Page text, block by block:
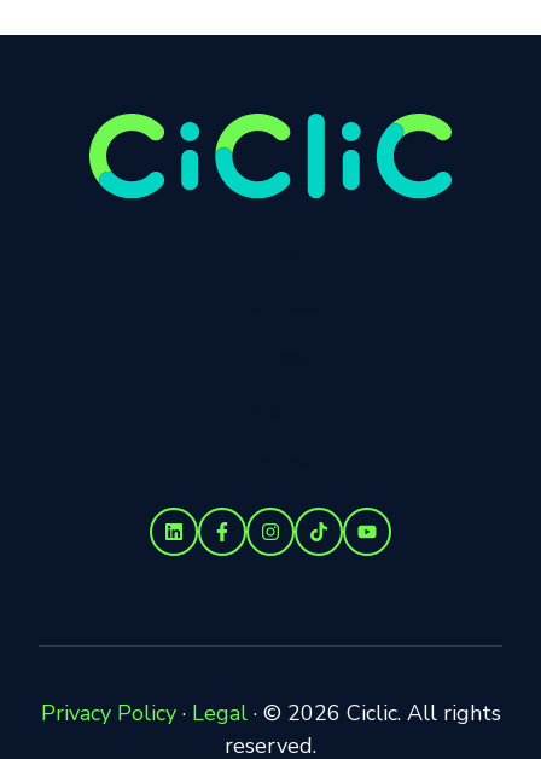
Privacy Policy· Legal· © 2026 Ciclic. All rights
reserved.